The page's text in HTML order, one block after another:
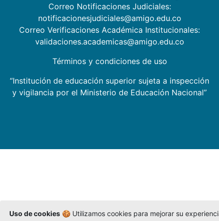
Correo Notificaciones Judiciales:
notificacionesjudiciales@amigo.edu.co
Correo Verificaciones Académica Institucionales:
validaciones.academicas@amigo.edu.co
Términos y condiciones de uso
“Institución de educación superior sujeta a inspección
y vigilancia por el Ministerio de Educación Nacional”
Uso de cookies 🍪 Utilizamos cookies para mejorar su